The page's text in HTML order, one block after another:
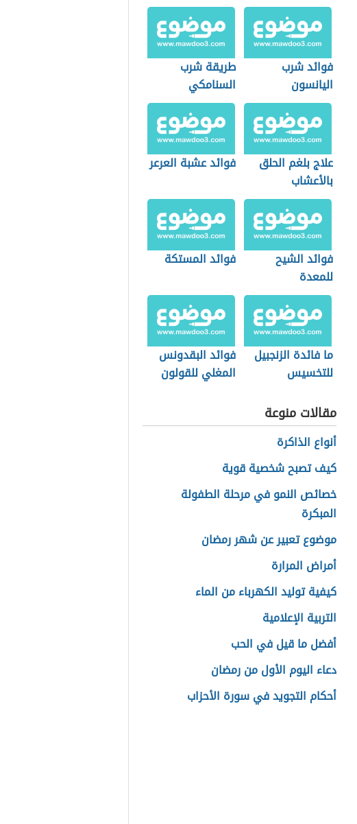
فوائد شرب
اليانسون
طريقة شرب
السنامكي
علاج بلغم الحلق
بالأعشاب
فوائد عشبة العرعر
فوائد الشيح
للمعدة
فوائد المستكة
ما فائدة الزنجبيل
للتخسيس
فوائد البقدونس
المغلي للقولون
مقالات منوعة
أنواع الذاكرة
كيف تصبح شخصية قوية
خصائص النمو في مرحلة الطفولة
المبكرة
موضوع تعبير عن شهر رمضان
أمراض المرارة
كيفية توليد الكهرباء من الماء
التربية الإعلامية
أفضل ما قيل في الحب
دعاء اليوم الأول من رمضان
أحكام التجويد في سورة الأحزاب